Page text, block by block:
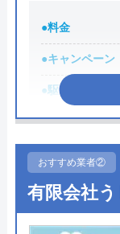
●料金
●キャンペーン
●駆けつけ時間
●受付時間
●定休日
●出張見積もり
●支払い方法
おすすめ業者②
有限会社